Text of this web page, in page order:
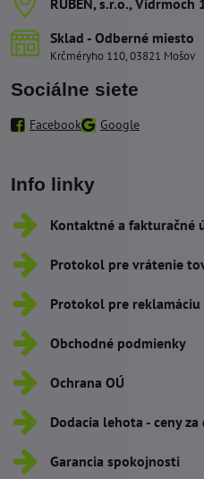
RUBEN, s​.r​.o​.,
Sklad - Odberné miesto
Krčméryho 110, 03821 Mošov
Sociálne siete
Facebook Google
Info linky
Kontaktné a fakturačné
Protokol pre vrátenie
Protokol pre
Obchodné podmienky
Ochrana OÚ
Dodacia lehota - ceny
Garancia spokojnosti